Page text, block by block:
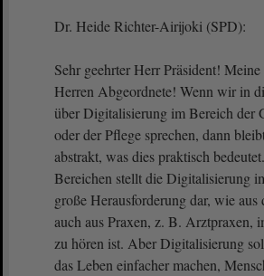
Dr. Heide Richter-Airijoki (SPD):
Sehr geehrter Herr Präsident!
Herren Abgeordnete! Wenn wir in
über Digitalisierung im Bereich der
oder der Pflege sprechen, dann
abstrakt, was dies praktisch
Bereichen stellt die Digitalisierung
große Herausforderung dar, wie aus
auch aus Praxen, z. B. Arztpraxen,
zu hören ist. Aber Digitalisierung
das Leben einfacher machen,